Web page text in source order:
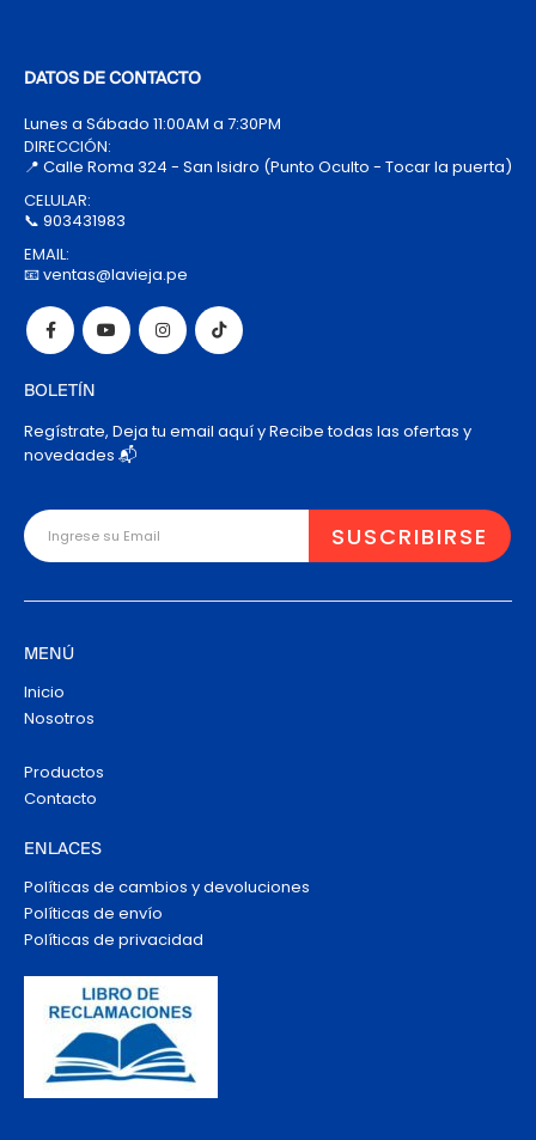
DATOS DE CONTACTO
Lunes a Sábado 11:00AM a 7:30PM
DIRECCIÓN:
📍 Calle Roma 324 - San Isidro (Punto Oculto - Tocar la puerta)
CELULAR:
📞 903431983
EMAIL:
📧 ventas@lavieja.pe
BOLETÍN
Regístrate, Deja tu email aquí y Recibe todas las ofertas y
novedades 📬
MENÚ
Inicio
Nosotros
Productos
Contacto
ENLACES
Políticas de cambios y devoluciones
Políticas de envío
Políticas de privacidad